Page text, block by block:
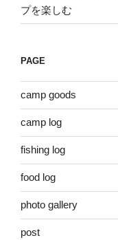
プを楽しむ
PAGE
camp goods
camp log
fishing log
food log
photo gallery
post